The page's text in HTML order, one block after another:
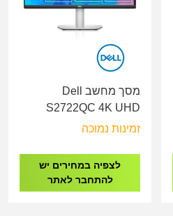
מסך מחשב Dell
S2722QC 4K UHD
USB-C 27" 2XHDMI,DP
זמינות נמוכה
לצפיה במחירים יש
להתחבר לאתר